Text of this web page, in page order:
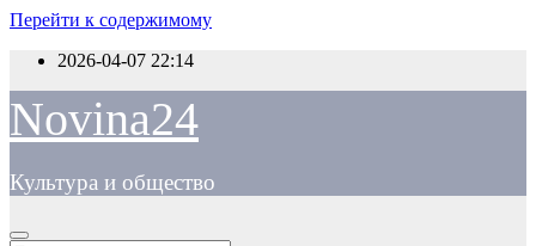
Перейти к содержимому
2026-04-07 22:14
Novina24
Культура и общество